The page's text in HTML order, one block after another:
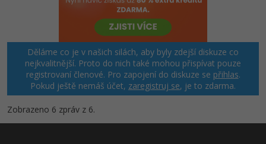
Linux
Sítě
Kybernetická bezpečnost
Ostatní
Děláme co je v našich silách, aby byly zdejší diskuze co
nejkvalitnější. Proto do nich také mohou přispívat pouze
registrovaní členové. Pro zapojení do diskuze se přihlas.
Pokud ještě nemáš účet, zaregistruj se, je to zdarma.
Zobrazeno 6 zpráv z 6.